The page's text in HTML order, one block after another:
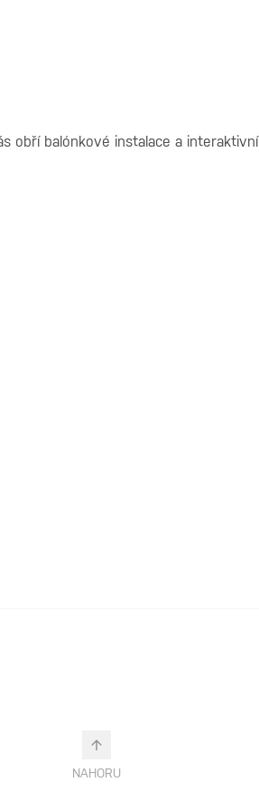
obří balónkové instalace a interaktivní
NAHORU